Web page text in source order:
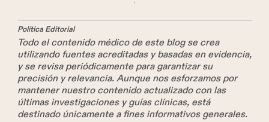
Política Editorial
Todo el contenido médico de este blog se crea
utilizando fuentes acreditadas y basadas en evidencia,
y se revisa periódicamente para garantizar su
precisión y relevancia. Aunque nos esforzamos por
mantener nuestro contenido actualizado con las
últimas investigaciones y guías clínicas, está
destinado únicamente a fines informativos generales.